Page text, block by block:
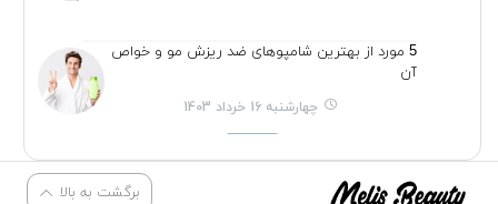
5 مورد از بهترین شامپوهای ضد ریزش مو و خواص
آن
چهارشنبه 16 خرداد 1403
برگشت به بالا